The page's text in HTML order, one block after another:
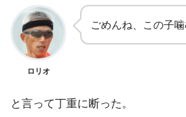
ロリオ
ごめんね、この子
と言って丁重に断った。